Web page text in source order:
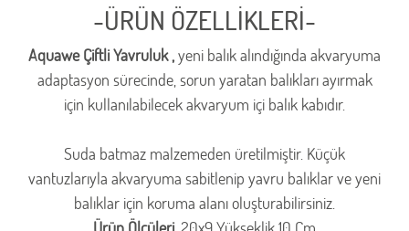
-ÜRÜN ÖZELLİKLERİ-
Aquawe Çiftli Yavruluk ,yeni balık alındığında akvaryuma
adaptasyon sürecinde, sorun yaratan balıkları ayırmak
için kullanılabilecek akvaryum içi balık kabıdır.
Suda batmaz malzemeden üretilmiştir. Küçük
vantuzlarıyla akvaryuma sabitlenip yavru balıklar ve yeni
balıklar için koruma alanı oluşturabilirsiniz.